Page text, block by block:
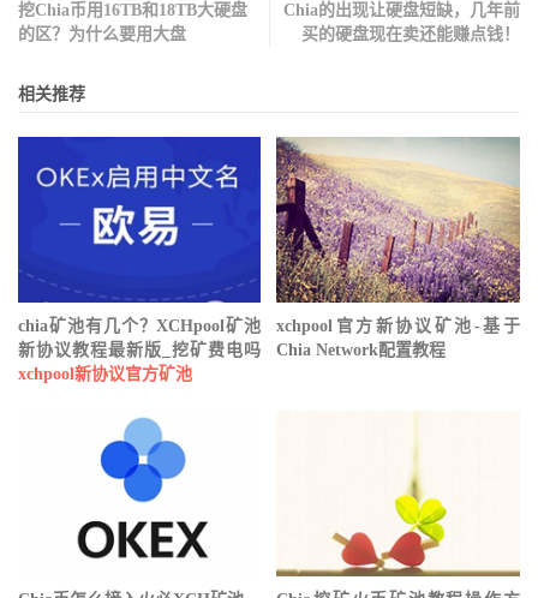
挖Chia币用16TB和18TB大硬盘
的区？为什么要用大盘
Chia的出现让硬盘短缺，几年前
买的硬盘现在卖还能赚点钱！
相关推荐
chia矿池有几个？XCHpool矿池
新协议教程最新版_挖矿费电吗
xchpool新协议官方矿池
xchpool官方新协议矿池-基于
Chia Network配置教程